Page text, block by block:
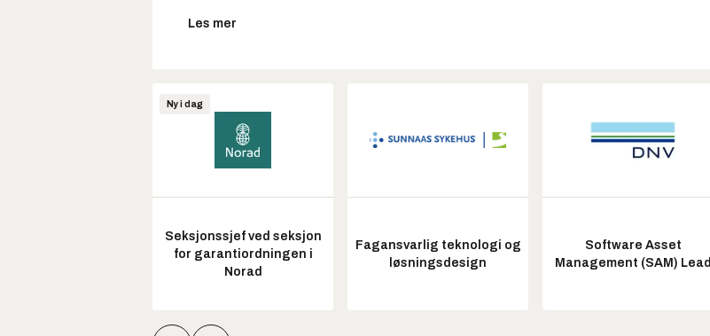
Les mer
Ny i dag
Seksjonssjef ved seksjon
for garantiordningen i
Norad
Fagansvarlig teknologi og
løsningsdesign
Software Asset
Management (SAM) Lead